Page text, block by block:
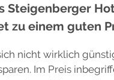
Steigenberger
zu einem guten
nicht wirklich
Im Preis